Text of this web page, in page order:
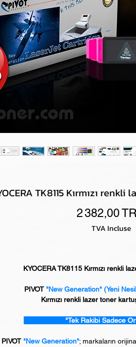
TK8115 Kırmızı
2 382,00
TVA Incluse
KYOCERA TK8115 Kırmızı renkli
PIVOT "New Generation" (Yeni
Kırmızı renkli lazer toner
"Tek Rakibi
PIVOT "New Generation"; markaların